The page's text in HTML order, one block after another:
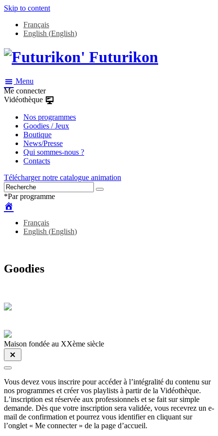
Skip to content
Français
English (English)
Futurikon
Menu
Me connecter
Vidéothèque
Nos programmes
Goodies / Jeux
Boutique
News/Presse
Qui sommes-nous ?
Contacts
Télécharger notre catalogue animation
*Par programme
Français
English (English)
Goodies
Maison fondée au XXème siècle
Vous devez vous inscrire pour accéder à l’intégralité du contenu sur
nos programmes et créer vos playlists à partir de la Vidéothèque.
L’inscription est réservée aux professionnels et se fait sur simple
demande. Dès que votre inscription sera validée, vous recevrez un e-
mail de confirmation et pourrez vous identifier en cliquant sur
l’onglet « Me connecter » de la page d’accueil.